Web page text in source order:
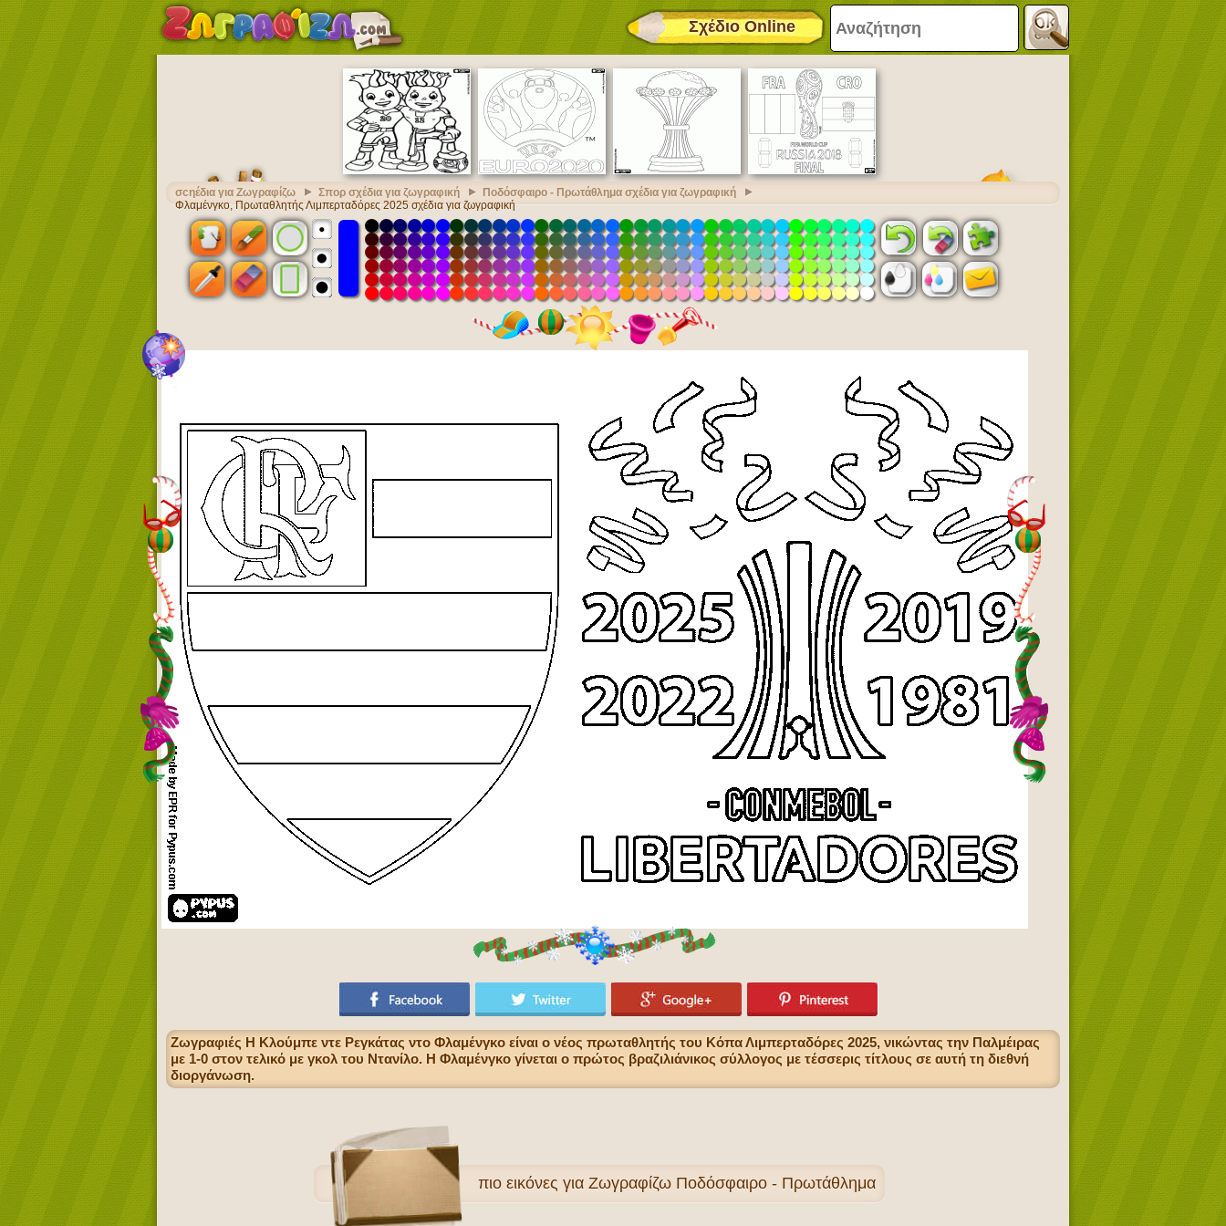
Σχέδιο Online
σcηέδια για Ζωγραφίζω Σπορ σχέδια για ζωγραφική
Ποδόσφαιρο - Πρωτάθλημα σχέδια για ζωγραφική
Φλαμένγκο, Πρωταθλητής Λιμπερταδόρες 2025 σχέδια για ζωγραφική
Ζωγραφιές Η Κλούμπε ντε Ρεγκάτας ντο Φλαμένγκο είναι ο νέος πρωταθλητής του Κόπα Λιμπερταδόρες 2025, νικώντας την Παλμέιρας
με 1-0 στον τελικό με γκολ του Ντανίλο. Η Φλαμένγκο γίνεται ο πρώτος βραζιλιάνικος σύλλογος με τέσσερις τίτλους σε αυτή τη διεθνή
διοργάνωση.
πιο εικόνες για Ζωγραφίζω Ποδόσφαιρο - Πρωτάθλημα